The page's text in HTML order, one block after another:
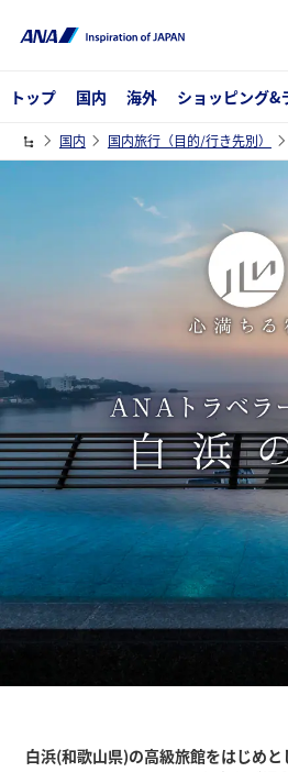
トップ 国内 海外 ショッピング&
国内 国内旅行（目的/行き先別）
白浜(和歌山県)の高級旅館をはじめ